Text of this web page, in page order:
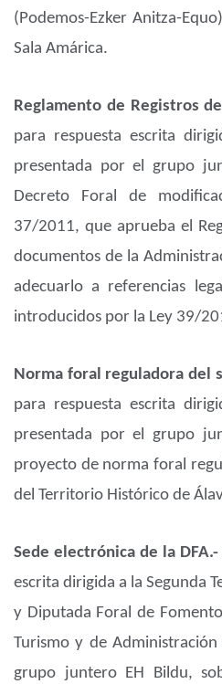
(Podemos-Ezker Anitza-
Sala Amárica.
Reglamento de Registros
para respuesta escrita
presentada por el grupo
Decreto Foral de
37/2011, que aprueba el
documentos de la
adecuarlo a referencias
introducidos por la Ley 39/
Norma foral reguladora del
para respuesta escrita
presentada por el grupo
proyecto de norma foral
del Territorio Histórico de
Sede electrónica de la DFA.-
escrita dirigida a la Segunda
y Diputada Foral de
Turismo y de
grupo juntero EH Bildu,